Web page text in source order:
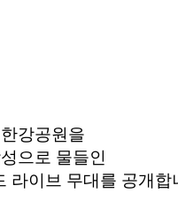
강공원을
으로 물들인
라이브 무대를 공개합